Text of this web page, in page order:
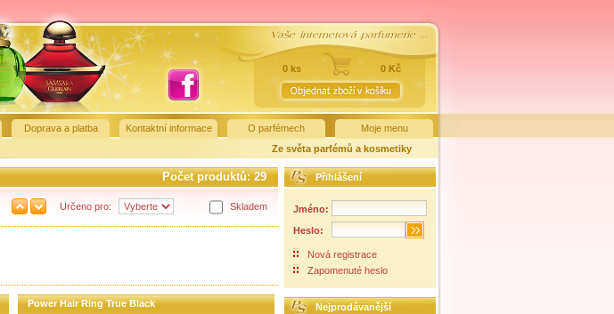
0 ks 0 Kč
Doprava a platba Kontaktní informace O parfémech
Moje menu
Ze světa parfémů a kosmetiky
Počet produktů:29
Skladem
Určeno pro:
Power Hair Ring True Black
Přihlášení
Jméno:
Heslo:
Nová registrace
Zapomenuté heslo
Nejprodávanější